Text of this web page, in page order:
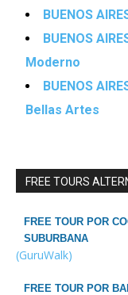
BUENOS
BUENOS
Moderno
BUENOS
Bellas Artes
FREE TOURS
FREE TOUR POR
SUBURBANA
(GuruWalk)
FREE TOUR POR